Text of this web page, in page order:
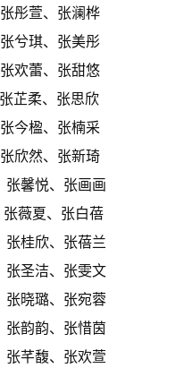
彤萱、张澜桦
兮琪、张美彤
欢蕾、张甜悠
芷柔、张思欣
今楹、张楠采
欣然、张新琦
张馨悦、张画画
薇夏、张白蓓
张桂欣、张蓓兰
张圣洁、张雯文
张晓璐、张宛蓉
张韵韵、张惜茵
张芊馥、张欢萱